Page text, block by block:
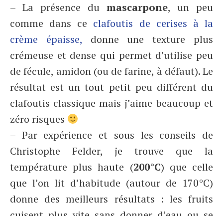
– La présence du mascarpone, un peu
comme dans ce clafoutis de cerises à la
crème épaisse, donne une texture plus
crémeuse et dense qui permet d’utilise peu
de fécule, amidon (ou de farine, à défaut). Le
résultat est un tout petit peu différent du
clafoutis classique mais j’aime beaucoup et
zéro risques
– Par expérience et sous les conseils de
Christophe Felder, je trouve que la
température plus haute (200°C) que celle
que l’on lit d’habitude (autour de 170°C)
donne des meilleurs résultats : les fruits